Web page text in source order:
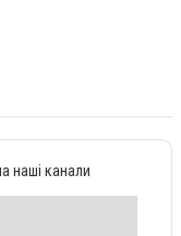
наші канали